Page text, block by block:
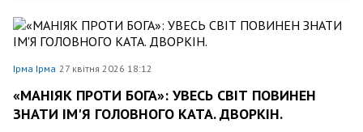
Ірма Ірма 27 квітня 2026 18:12
«МАНІЯК ПРОТИ БОГА»: УВЕСЬ СВІТ ПОВИНЕН
ЗНАТИ ІМ'Я ГОЛОВНОГО КАТА. ДВОРКІН.